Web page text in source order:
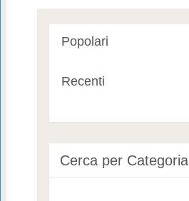
Popolari
Recenti
Cerca per Categoria